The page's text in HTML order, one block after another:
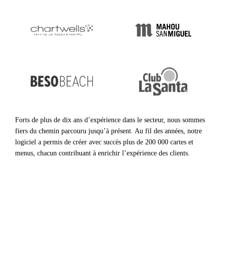
Forts de plus de dix ans d’expérience dans le secteur, nous sommes
fiers du chemin parcouru jusqu’à présent. Au fil des années, notre
logiciel a permis de créer avec succès plus de 200 000 cartes et
menus, chacun contribuant à enrichir l’expérience des clients.